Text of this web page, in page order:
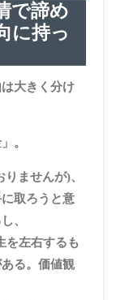
で諦め
に持っ
大きく分け
。
ませんが)、
取ろうと意
、
を左右するも
る。価値観